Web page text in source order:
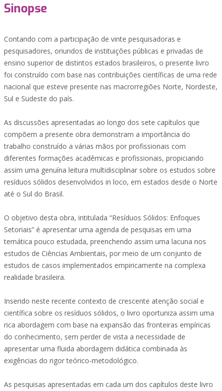
Sinopse
Contando com a participação de vinte pesquisadoras e
pesquisadores, oriundos de instituições públicas e privadas de
ensino superior de distintos estados brasileiros, o presente livro
foi construído com base nas contribuições científicas de uma rede
nacional que esteve presente nas macrorregiões Norte, Nordeste,
Sul e Sudeste do país.
As discussões apresentadas ao longo dos sete capítulos que
compõem a presente obra demonstram a importância do
trabalho construído a várias mãos por profissionais com
diferentes formações acadêmicas e profissionais, propiciando
assim uma genuína leitura multidisciplinar sobre os estudos sobre
resíduos sólidos desenvolvidos in loco, em estados desde o Norte
até o Sul do Brasil.
O objetivo desta obra, intitulada “Resíduos Sólidos: Enfoques
Setoriais” é apresentar uma agenda de pesquisas em uma
temática pouco estudada, preenchendo assim uma lacuna nos
estudos de Ciências Ambientais, por meio de um conjunto de
estudos de casos implementados empiricamente na complexa
realidade brasileira.
Inserido neste recente contexto de crescente atenção social e
científica sobre os resíduos sólidos, o livro oportuniza assim uma
rica abordagem com base na expansão das fronteiras empíricas
do conhecimento, sem perder de vista a necessidade de
apresentar uma fluida abordagem didática combinada às
exigências do rigor teórico-metodológico.
As pesquisas apresentadas em cada um dos capítulos deste livro